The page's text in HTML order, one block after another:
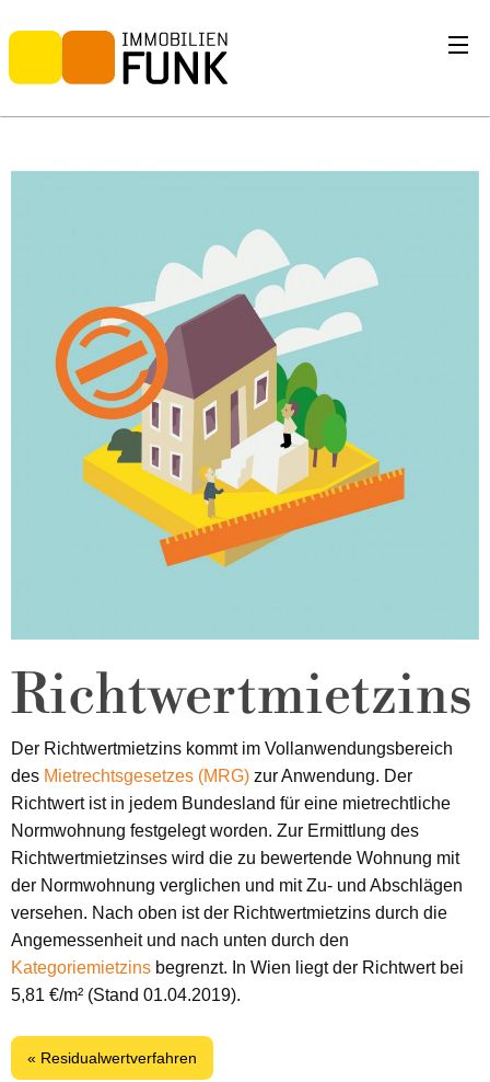
Richtwertmietzins
Der Richtwertmietzins kommt im Vollanwendungsbereich
des Mietrechtsgesetzes (MRG) zur Anwendung. Der
Richtwert ist in jedem Bundesland für eine mietrechtliche
Normwohnung festgelegt worden. Zur Ermittlung des
Richtwertmietzinses wird die zu bewertende Wohnung mit
der Normwohnung verglichen und mit Zu- und Abschlägen
versehen. Nach oben ist der Richtwertmietzins durch die
Angemessenheit und nach unten durch den
Kategoriemietzins begrenzt. In Wien liegt der Richtwert bei
5,81 €/m² (Stand 01.04.2019).
« Residualwertverfahren